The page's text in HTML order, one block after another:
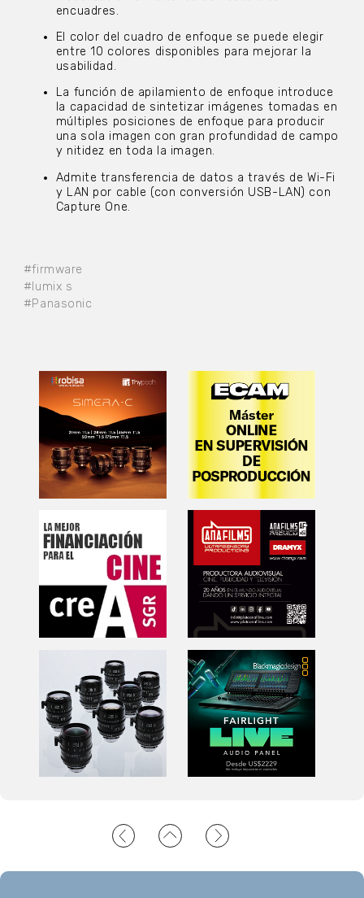
#firmware
#lumix s
#Panasonic
encuadres.
El color del cuadro de enfoque se puede elegir
entre 10 colores disponibles para mejorar la
usabilidad.
La función de apilamiento de enfoque introduce
la capacidad de sintetizar imágenes tomadas en
múltiples posiciones de enfoque para producir
una sola imagen con gran profundidad de campo
y nitidez en toda la imagen.
Admite transferencia de datos a través de Wi-Fi
y LAN por cable (con conversión USB-LAN) con
Capture One.